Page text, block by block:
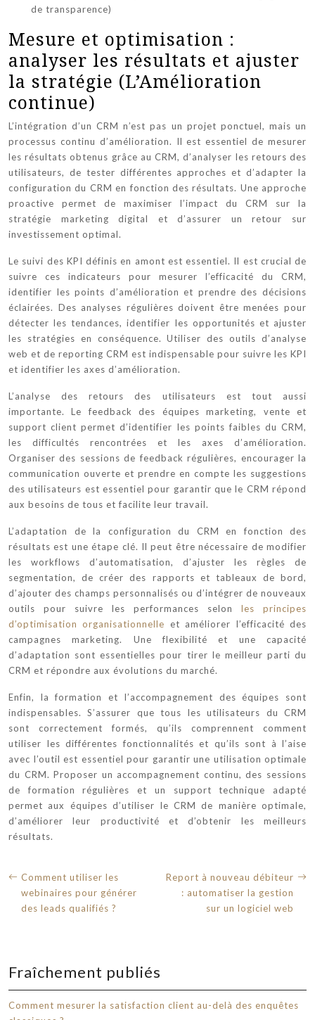
de transparence)
Mesure et optimisation :
analyser les résultats et ajuster
la stratégie (L’Amélioration
continue)
L’intégration d’un CRM n’est pas un projet ponctuel, mais un
processus continu d’amélioration. Il est essentiel de mesurer
les résultats obtenus grâce au CRM, d’analyser les retours des
utilisateurs, de tester différentes approches et d’adapter la
configuration du CRM en fonction des résultats. Une approche
proactive permet de maximiser l’impact du CRM sur la
stratégie marketing digital et d’assurer un retour sur
investissement optimal.
Le suivi des KPI définis en amont est essentiel. Il est crucial de
suivre ces indicateurs pour mesurer l’efficacité du CRM,
identifier les points d’amélioration et prendre des décisions
éclairées. Des analyses régulières doivent être menées pour
détecter les tendances, identifier les opportunités et ajuster
les stratégies en conséquence. Utiliser des outils d’analyse
web et de reporting CRM est indispensable pour suivre les KPI
et identifier les axes d’amélioration.
L’analyse des retours des utilisateurs est tout aussi
importante. Le feedback des équipes marketing, vente et
support client permet d’identifier les points faibles du CRM,
les difficultés rencontrées et les axes d’amélioration.
Organiser des sessions de feedback régulières, encourager la
communication ouverte et prendre en compte les suggestions
des utilisateurs est essentiel pour garantir que le CRM répond
aux besoins de tous et facilite leur travail.
L’adaptation de la configuration du CRM en fonction des
résultats est une étape clé. Il peut être nécessaire de modifier
les workflows d’automatisation, d’ajuster les règles de
segmentation, de créer des rapports et tableaux de bord,
d’ajouter des champs personnalisés ou d’intégrer de nouveaux
outils pour suivre les performances selon les principes
d’optimisation organisationnelle et améliorer l’efficacité des
campagnes marketing. Une flexibilité et une capacité
d’adaptation sont essentielles pour tirer le meilleur parti du
CRM et répondre aux évolutions du marché.
Enfin, la formation et l’accompagnement des équipes sont
indispensables. S’assurer que tous les utilisateurs du CRM
sont correctement formés, qu’ils comprennent comment
utiliser les différentes fonctionnalités et qu’ils sont à l’aise
avec l’outil est essentiel pour garantir une utilisation optimale
du CRM. Proposer un accompagnement continu, des sessions
de formation régulières et un support technique adapté
permet aux équipes d’utiliser le CRM de manière optimale,
d’améliorer leur productivité et d’obtenir les meilleurs
résultats.
Comment utiliser les
webinaires pour générer
des leads qualifiés ?
Report à nouveau débiteur
: automatiser la gestion
sur un logiciel web
Fraîchement publiés
Comment mesurer la satisfaction client au-delà des enquêtes